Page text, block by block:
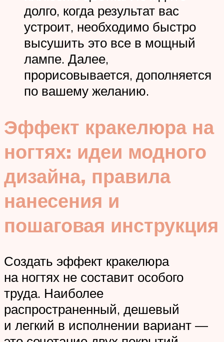
долго, когда результат вас
устроит, необходимо быстро
высушить это все в мощный
лампе. Далее,
прорисовывается, дополняется
по вашему желанию.
Эффект кракелюра на
ногтях: идеи модного
дизайна, правила
нанесения и
пошаговая инструкция
Создать эффект кракелюра
на ногтях не составит особого
труда. Наиболее
распространенный, дешевый
и легкий в исполнении вариант —